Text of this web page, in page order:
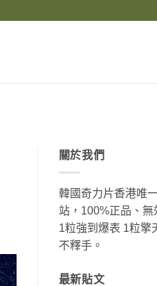
關於我們
韓國奇力片香港唯
站，100%正品、無
1粒強到爆表 1粒擎
不釋手。
最新貼文